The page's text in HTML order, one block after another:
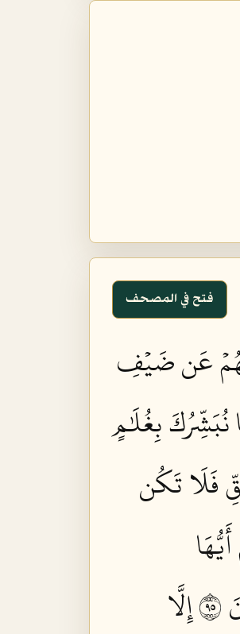
فتح في المصحف
عَن ضَيۡفِ
نُبَشِّرُكَ بِغُلَٰمٍ
فَلَا تَكُن
إِلَّا